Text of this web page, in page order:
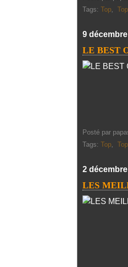
Tags: Top,
9
LE BEST
Posté par
Tags: Top,
2
LES